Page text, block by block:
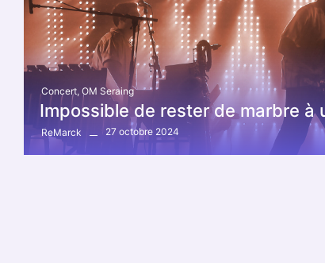
Concert, OM Seraing
Impossible de rester de marbre à
ReMarck 27 octobre 2024